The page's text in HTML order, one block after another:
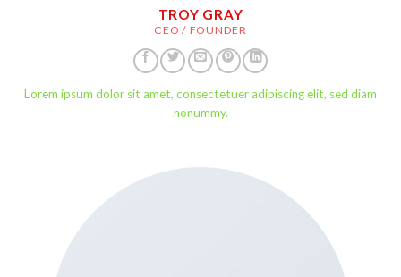
TROY GRAY
CEO / FOUNDER
Lorem ipsum dolor sit amet, consectetuer adipiscing elit, sed diam
nonummy.